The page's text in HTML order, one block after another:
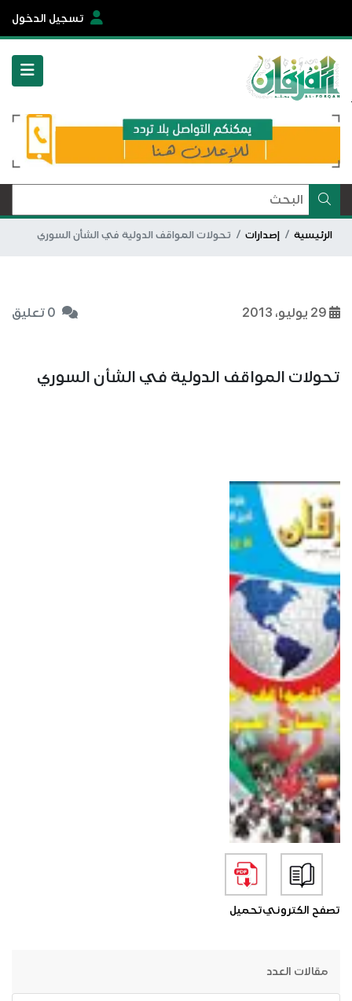
تسجيل الدخول
الرئيسية إصدارات تحولات المواقف الدولية في الشأن السوري
0 تعليق
تحولات المواقف الدولية في الشأن السوري
تصفح الكترونيتحميل
مقالات العدد